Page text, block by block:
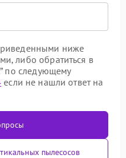
ниже
либо обратиться в
по следующему
если не нашли ответ на
пылесосов